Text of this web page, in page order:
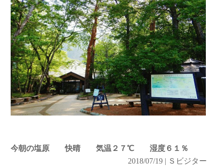
今朝の塩原 快晴 気温２７℃ 湿度６１％
2018/07/19 | Ｓビジター